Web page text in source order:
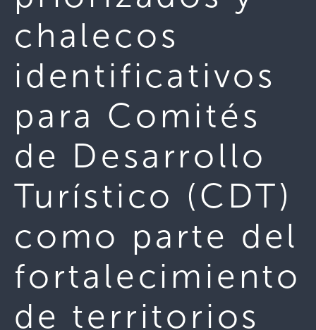
chalecos
identificativos
para Comités
de Desarrollo
Turístico (CDT)
como parte del
fortalecimiento
de territorios